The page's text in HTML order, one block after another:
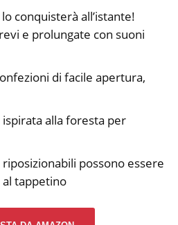
conquisterà all’istante!
e prolungate con suoni
di facile apertura,
alla foresta per
possono essere
al tappetino